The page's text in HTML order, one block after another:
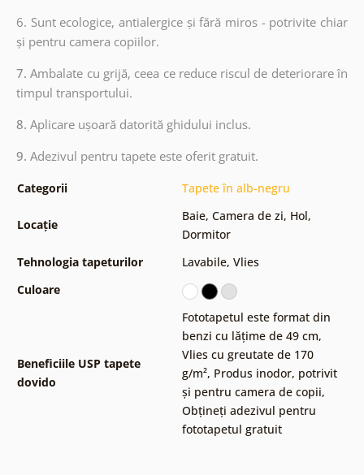
6. Sunt ecologice, antialergice și fără miros - potrivite chiar
și pentru camera copiilor.
7.Ambalate cu grijă, ceea ce reduce riscul de deteriorare în
timpul transportului.
8. Aplicare ușoară datorită ghidului inclus.
9. Adezivul pentru tapete este oferit gratuit.
Categorii Tapete în alb-negru
Locație
Baie, Camera de zi, Hol,
Dormitor
Tehnologia tapeturilor
Lavabile, Vlies
Culoare
Beneficiile USP tapete
dovido
Fototapetul este format din
benzi cu lățime de 49 cm,
Vlies cu greutate de 170
g/m², Produs inodor, potrivit
și pentru camera de copii,
Obțineți adezivul pentru
fototapetul gratuit